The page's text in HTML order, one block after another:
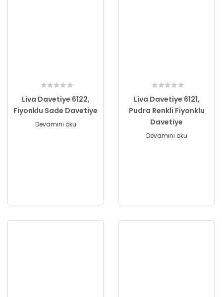
Liva Davetiye 6122,
Fiyonklu Sade Davetiye
Devamını oku
Liva Davetiye 6121,
Pudra Renkli Fiyonklu
Davetiye
Devamını oku